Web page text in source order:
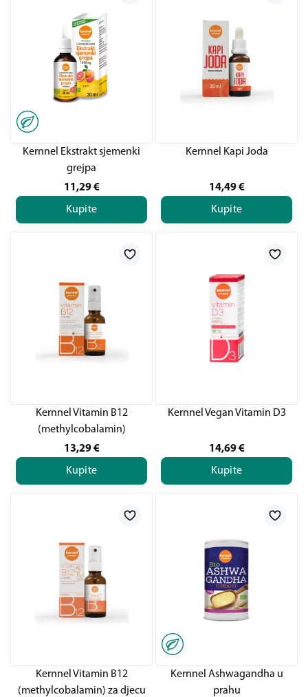
Kernnel Ekstrakt sjemenki
grejpa
11,29 €
Kupite
Kernnel Kapi Joda
14,49 €
Kupite
Kernnel Vitamin B12
(methylcobalamin)
13,29 €
Kupite
Kernnel Vegan Vitamin D3
14,69 €
Kupite
Kernnel Vitamin B12
(methylcobalamin) za djecu
Kernnel Ashwagandha u
prahu